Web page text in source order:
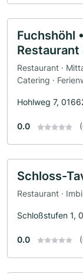
Fuchshöhl
Restaurant
Restaurant ·
Catering ·
Hohlweg 7,
0.0
Schloss-
Restaurant ·
Schloßstufen 1,
0.0